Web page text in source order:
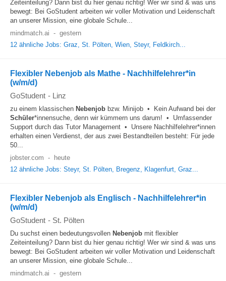
Zeiteinteilung? Dann bist du hier genau richtig! Wer wir sind & was uns
bewegt: Bei GoStudent arbeiten wir voller Motivation und Leidenschaft
an unserer Mission, eine globale Schule...
mindmatch.ai - gestern
12 ähnliche Jobs: Graz, St. Pölten, Wien, Steyr, Feldkirch...
Flexibler Nebenjob als Mathe - Nachhilfelehrer*in
(w/m/d)
GoStudent - Linz
zu einem klassischen Nebenjob bzw. Minijob • Kein Aufwand bei der
Schüler*innensuche, denn wir kümmern uns darum! • Umfassender
Support durch das Tutor Management • Unsere Nachhilfelehrer*innen
erhalten einen Verdienst, der aus zwei Bestandteilen besteht: Für jede
50...
jobster.com -
heute
12 ähnliche Jobs: Steyr, St. Pölten, Bregenz, Klagenfurt, Graz...
Flexibler Nebenjob als Englisch - Nachhilfelehrer*in
(w/m/d)
GoStudent - St. Pölten
Du suchst einen bedeutungsvollen Nebenjob mit flexibler
Zeiteinteilung? Dann bist du hier genau richtig! Wer wir sind & was uns
bewegt: Bei GoStudent arbeiten wir voller Motivation und Leidenschaft
an unserer Mission, eine globale Schule...
mindmatch.ai - gestern